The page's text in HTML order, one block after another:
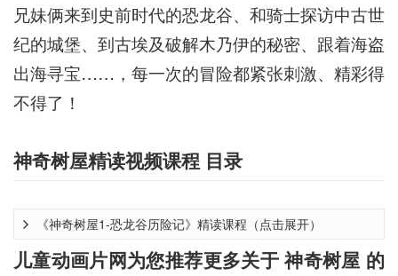
兄妹俩来到史前时代的恐龙谷、和骑士探访中古世
纪的城堡、到古埃及破解木乃伊的秘密、跟着海盗
出海寻宝……，每一次的冒险都紧张刺激、精彩得
不得了！
神奇树屋精读视频课程 目录
《神奇树屋1-恐龙谷历险记》精读课程（点击展开）
儿童动画片网为您推荐更多关于 神奇树屋 的